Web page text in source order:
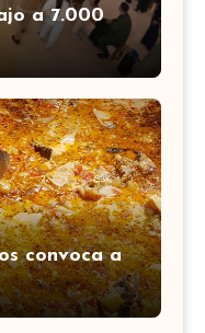
a 7.000
convoca a